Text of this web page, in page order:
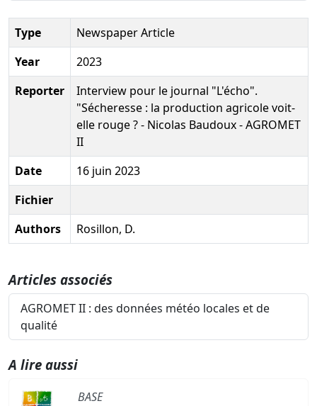
Type
Newspaper Article
Year
2023
Reporter
Interview pour le journal "L'écho".
"Sécheresse : la production agricole voit-
elle rouge ? - Nicolas Baudoux - AGROMET
II
Date
16 juin 2023
Fichier
Authors
Rosillon, D.
Articles associés
AGROMET II : des données météo locales et de
qualité
A lire aussi
BASE